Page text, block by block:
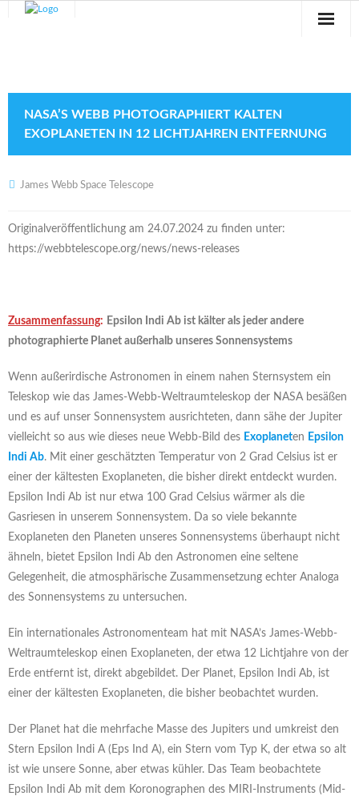
Veranstaltungen
Verein
NASA’S WEBB PHOTOGRAPHIERT KALTEN
EXOPLANETEN IN 12 LICHTJAHREN ENTFERNUNG
James Webb Space Telescope
Originalveröffentlichung am 24.07.2024 zu finden unter:
https://webbtelescope.org/news/news-releases
Zusammenfassung: Epsilon Indi Ab ist kälter als jeder andere
photographierte Planet außerhalb unseres Sonnensystems
Wenn außerirdische Astronomen in einem nahen Sternsystem ein
Teleskop wie das James-Webb-Weltraumteleskop der NASA besäßen
und es auf unser Sonnensystem ausrichteten, dann sähe der Jupiter
vielleicht so aus wie dieses neue Webb-Bild des Exoplaneten Epsilon
Indi Ab. Mit einer geschätzten Temperatur von 2 Grad Celsius ist er
einer der kältesten Exoplaneten, die bisher direkt entdeckt wurden.
Epsilon Indi Ab ist nur etwa 100 Grad Celsius wärmer als die
Gasriesen in unserem Sonnensystem. Da so viele bekannte
Exoplaneten den Planeten unseres Sonnensystems überhaupt nicht
ähneln, bietet Epsilon Indi Ab den Astronomen eine seltene
Gelegenheit, die atmosphärische Zusammensetzung echter Analoga
des Sonnensystems zu untersuchen.
Ein internationales Astronomenteam hat mit NASA’s James-Webb-
Weltraumteleskop einen Exoplaneten, der etwa 12 Lichtjahre von der
Erde entfernt ist, direkt abgebildet. Der Planet, Epsilon Indi Ab, ist
einer der kältesten Exoplaneten, die bisher beobachtet wurden.
Der Planet hat die mehrfache Masse des Jupiters und umkreist den
Stern Epsilon Indi A (Eps Ind A), ein Stern vom Typ K, der etwa so alt
ist wie unsere Sonne, aber etwas kühler. Das Team beobachtete
Epsilon Indi Ab mit dem Koronographen des MIRI-Instruments (Mid-